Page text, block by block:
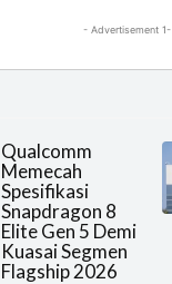
- Advertisement 1-
Qualcomm
Memecah
Spesifikasi
Snapdragon 8
Elite Gen 5 Demi
Kuasai Segmen
Flagship 2026